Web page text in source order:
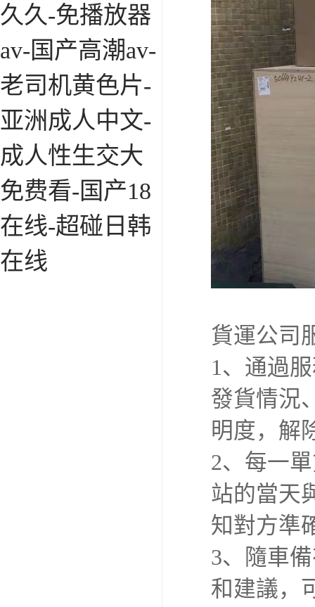
貨運公司
1、通過
發貨情況
明度，解
2、每一
站的當天
知對方準
3、隨車
和建議，
久久-免播放器
av-国产高潮av-
老司机黄色片-
亚洲成人中文-
成人性生交大
免费看-国产18
在线-超碰日韩
在线